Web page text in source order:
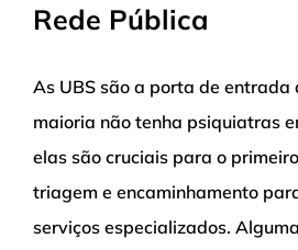
Rede Pública
As UBS são a porta de entrada
maioria não tenha psiquiatras
elas são cruciais para o
triagem e encaminhamento
serviços especializados.